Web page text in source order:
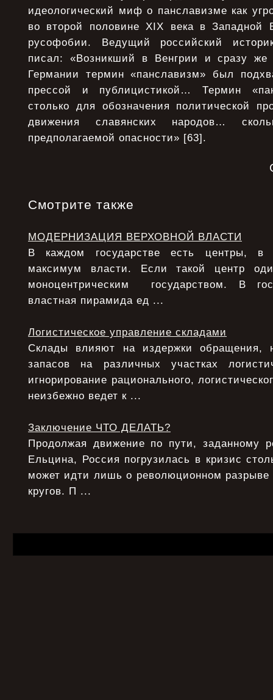
идеологический миф о панславизме как
во второй половине XIX века в Западной
русофобии. Ведущий российский
писал: «Возникший в Венгрии и сразу же
Германии термин «панславизм» был
прессой и публицистикой… Термин
столько для обозначения политической
движения славянских народов…
предполагаемой опасности» [63].
Смотрите также
МОДЕРНИЗАЦИЯ ВЕРХОВНОЙ ВЛАСТИ
В каждом государстве есть центры, в
максимум власти. Если такой центр
моноцентрическим государством. В
властная пирамида ед ...
Логистическое управление складами
Склады влияют на издержки обращения,
запасов на различных участках
игнорирование рационального,
неизбежно ведет к ...
Заключение ЧТО ДЕЛАТЬ?
Продолжая движение по пути, заданному
Ельцина, Россия погрузилась в кризис
может идти лишь о революционном
кругов. П ...